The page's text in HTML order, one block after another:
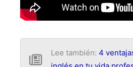
Lee también: 4